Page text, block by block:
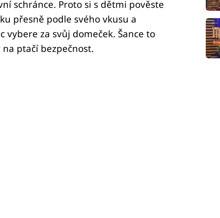
schránce. Proto si s dětmi pověste
přesně podle svého vkusu a
za svůj domeček. Šance to
ptačí bezpečnost.